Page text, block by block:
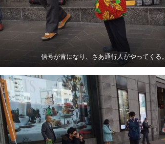
信号が青になり、さあ通行人がやってくる。